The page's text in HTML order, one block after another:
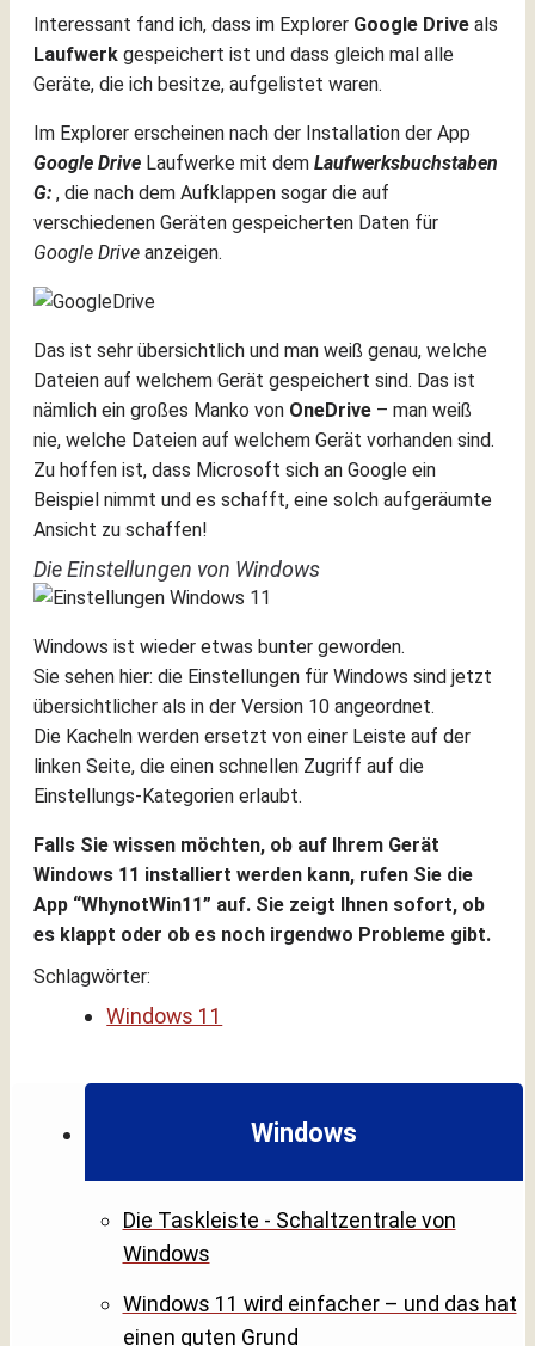
Windows
Die Taskleiste - Schaltzentrale von
Windows
Windows 11 wird einfacher – und das hat
einen guten Grund
Interessant fand ich, dass im Explorer Google Drive als
Laufwerk gespeichert ist und dass gleich mal alle
Geräte, die ich besitze, aufgelistet waren.
Im Explorer erscheinen nach der Installation der App
Google Drive Laufwerke mit dem Laufwerksbuchstaben
G: , die nach dem Aufklappen sogar die auf
verschiedenen Geräten gespeicherten Daten für
Google Drive anzeigen.
Das ist sehr übersichtlich und man weiß genau, welche
Dateien auf welchem Gerät gespeichert sind. Das ist
nämlich ein großes Manko von OneDrive – man weiß
nie, welche Dateien auf welchem Gerät vorhanden sind.
Zu hoffen ist, dass Microsoft sich an Google ein
Beispiel nimmt und es schafft, eine solch aufgeräumte
Ansicht zu schaffen!
Die Einstellungen von Windows
Windows ist wieder etwas bunter geworden.
Sie sehen hier: die Einstellungen für Windows sind jetzt
übersichtlicher als in der Version 10 angeordnet.
Die Kacheln werden ersetzt von einer Leiste auf der
linken Seite, die einen schnellen Zugriff auf die
Einstellungs-Kategorien erlaubt.
Falls Sie wissen möchten, ob auf Ihrem Gerät
Windows 11 installiert werden kann, rufen Sie die
App “WhynotWin11” auf. Sie zeigt Ihnen sofort, ob
es klappt oder ob es noch irgendwo Probleme gibt.
Schlagwörter:
Windows 11